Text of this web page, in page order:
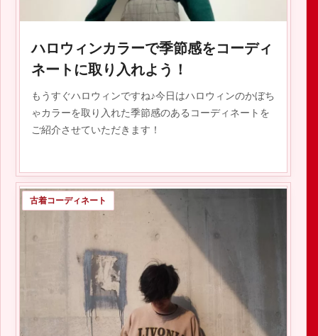
ハロウィンカラーで季節感をコーディ
ネートに取り入れよう！
もうすぐハロウィンですね♪今日はハロウィンのかぼち
ゃカラーを取り入れた季節感のあるコーディネートを
ご紹介させていただきます！
古着コーディネート